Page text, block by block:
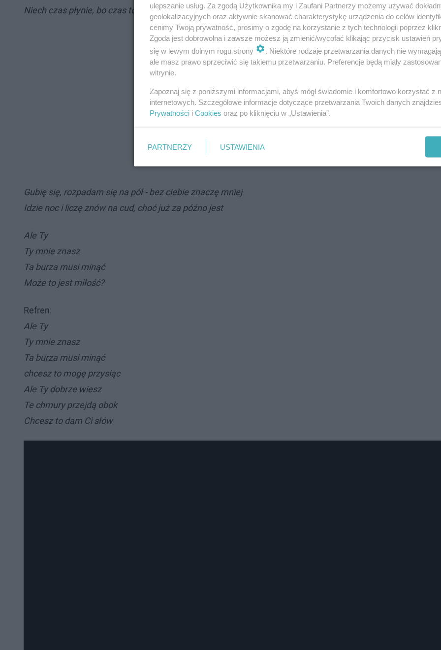
Niech czas płynie, bo czas to lek
Gubię się, rozpadam się na pół - bez ciebie znaczę mniej
Idzie noc i liczę znów na cud, choć już za późno jest
Ale Ty
Ty mnie znasz
Ta burza musi minąć
Może to jest miłość?
Refren:
Ale Ty
Ty mnie znasz
Ta burza musi minąć
chcesz to mogę przysiąc
Ale Ty dobrze wiesz
Te chmury przejdą obok
Chcesz to dam Ci słów
ulepszanie usług. Za zgodą Użytkownika my i Zaufani Partnerzy możemy używać
geolokalizacyjnych oraz aktywnie skanować charakterystykę urządzenia do celów
cenimy Twoją prywatność, prosimy o zgodę na korzystanie z tych technologii poprzez
Zgoda jest dobrowolna i zawsze możesz ją zmienić/wycofać klikając przycisk ustawień
się w lewym dolnym rogu strony
. Niektóre rodzaje przetwarzania danych nie
ale masz prawo sprzeciwić się takiemu przetwarzaniu. Preferencje będą miały
witrynie.
Zapoznaj się z poniższymi informacjami, abyś mógł świadomie i komfortowo korzystać z
internetowych. Szczegółowe informacje dotyczące przetwarzania Twoich danych
Prywatności i Cookies oraz po kliknięciu w „Ustawienia”.
PARTNERZY USTAWIENIA